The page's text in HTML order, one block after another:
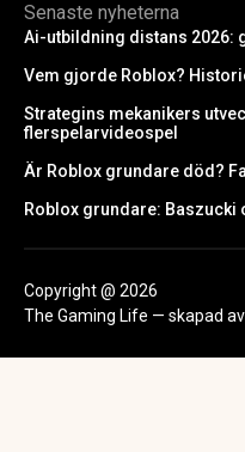
Senaste nyheterna
Ai-utbildning distans 2026:
Vem gjorde Roblox?
Strategins mekanikers
flerspelarvideospel
Är Roblox grundare död?
Roblox grundare: Baszucki
Copyright @ 2026
The Gaming Life — skapad